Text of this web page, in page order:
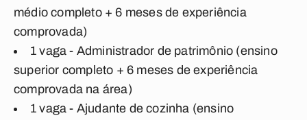
médio completo + 6 meses de experiência
comprovada)
1 vaga - Administrador de patrimônio (ensino
superior completo + 6 meses de experiência
comprovada na área)
1 vaga - Ajudante de cozinha (ensino